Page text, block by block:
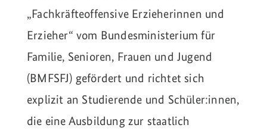
„Fachkräfteoffensive Erzieherinnen und
Erzieher“ vom Bundesministerium für
Familie, Senioren, Frauen und Jugend
(BMFSFJ) gefördert und richtet sich
explizit an Studierende und Schüler:innen,
die eine Ausbildung zur staatlich